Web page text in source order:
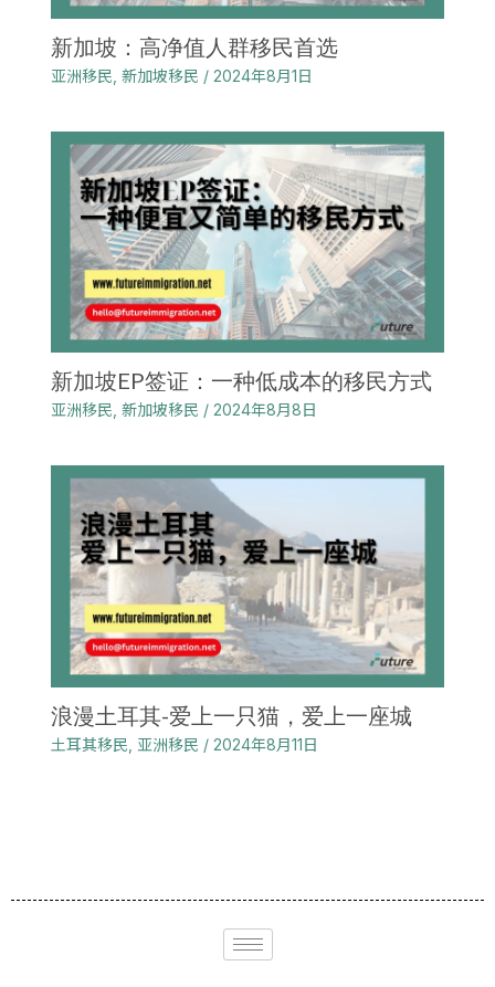
新加坡：高净值人群移民首选
亚洲移民 新加坡移民 / 2024年8月1日
新加坡EP签证：一种低成本的移民方式
亚洲移民 新加坡移民 / 2024年8月8日
浪漫土耳其-爱上一只猫，爱上一座城
土耳其移民 亚洲移民 / 2024年8月11日